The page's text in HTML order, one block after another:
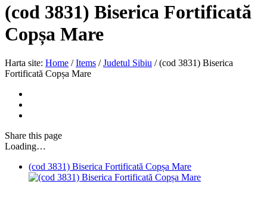
(cod 3831) Biserica Fortificată
Copșa Mare
Harta site: Home / Items / Judetul Sibiu / (cod 3831) Biserica
Fortificată Copșa Mare
Share this page
Loading…
(cod 3831) Biserica Fortificată Copșa Mare